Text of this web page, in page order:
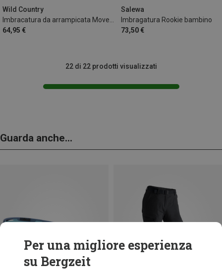
Wild Country
64,95 €
Salewa
Imbragatura Rookie bambino
73,50 €
22 di 22 prodotti visualizzati
Guarda anche...
Per una migliore esperienza
su Bergzeit